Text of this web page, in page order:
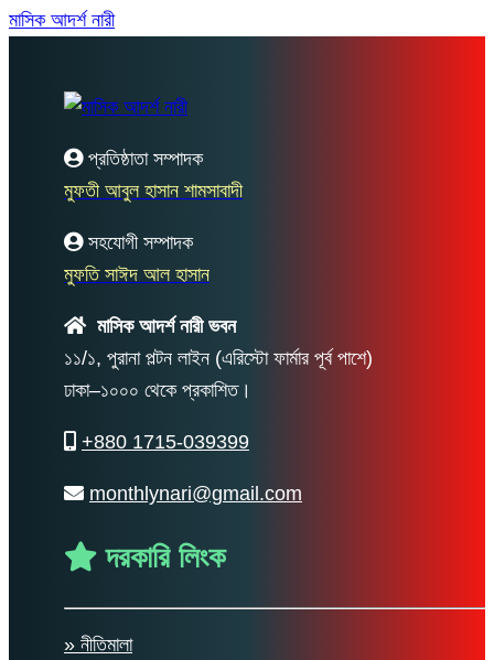
মাসিক আদর্শ নারী
প্রতিষ্ঠাতা সম্পাদক
মুফতী আবুল হাসান শামসাবাদী
সহযোগী সম্পাদক
মুফতি সাঈদ আল হাসান
মাসিক আদর্শ নারী ভবন
১১/১, পুরানা পল্টন লাইন (এরিস্টো ফার্মার পূর্ব পাশে)
ঢাকা–১০০০ থেকে প্রকাশিত।
+880 1715-039399
monthlynari@gmail.com
দরকারি লিংক
» নীতিমালা